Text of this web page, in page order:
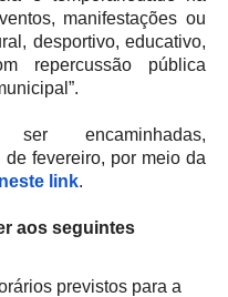
manifestações ou
desportivo, educativo,
repercussão pública
encaminhadas,
fevereiro, por meio da
neste link.
aos seguintes
previstos para a